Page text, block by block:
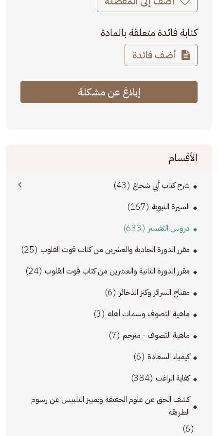
كتابة فائدة متعلقة بالمادة
أضف فائدة
إبلاغ عن مشكلة
الأقسام
شرح كتاب أبي شجاع (43)
السيرة النبوية (167)
دروس التفسير (633)
مقرر الدورة الحادية والعشرين من كتاب قوت القلوب (25)
مقرر الدورة الثانية والعشرين من كتاب قوت القلوب (24)
مفتاح السرائر وكنز الذخائر (6)
ماهية التصوف وسمات أهله (3)
ماهية التصوف - مترجم (7)
كيمياء السعادة (6)
كفاية الراغب (384)
كشف الحق عن علوم الحقيقة وتمييز التلبيس عن رسوم
الطريقة
(6)